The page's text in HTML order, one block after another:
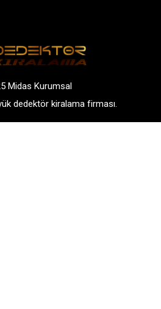
Midas Kurumsal
dedektör kiralama firması.